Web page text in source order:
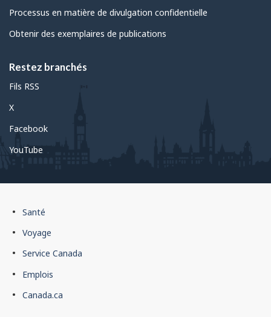
Processus en matière de divulgation confidentielle
Obtenir des exemplaires de publications
Restez branchés
Fils RSS
X
Facebook
YouTube
Pied
de
page
du
gouvernement
du
Santé
Voyage
Service Canada
Emplois
Canada.ca